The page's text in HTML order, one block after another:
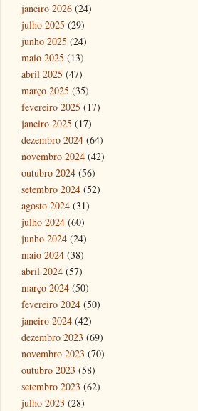
janeiro 2026 (24)
julho 2025 (29)
junho 2025 (24)
maio 2025 (13)
abril 2025 (47)
março 2025 (35)
fevereiro 2025 (17)
janeiro 2025 (17)
dezembro 2024 (64)
novembro 2024 (42)
outubro 2024 (56)
setembro 2024 (52)
agosto 2024 (31)
julho 2024 (60)
junho 2024 (24)
maio 2024 (38)
abril 2024 (57)
março 2024 (50)
fevereiro 2024 (50)
janeiro 2024 (42)
dezembro 2023 (69)
novembro 2023 (70)
outubro 2023 (58)
setembro 2023 (62)
julho 2023 (28)